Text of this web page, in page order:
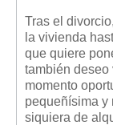
Legislación
Legislación
Legislación
Legislación de
Tras el
la vivienda
que quiere
también deseo
momento
pequeñísima y
siquiera de